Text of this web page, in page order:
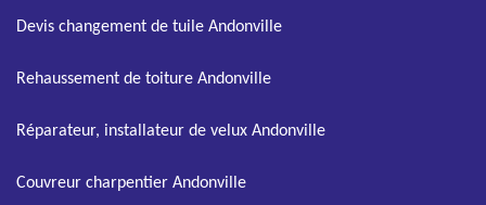
Devis changement de tuile Andonville
Rehaussement de toiture Andonville
Réparateur, installateur de velux Andonville
Couvreur charpentier Andonville